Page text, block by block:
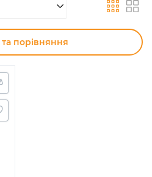
порівняння